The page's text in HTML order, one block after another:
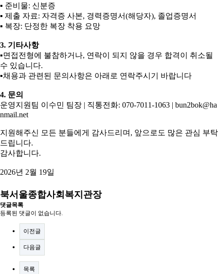
▪ 준비물: 신분증
▪ 제출 자료: 자격증 사본, 경력증명서(해당자), 졸업증명서
▪ 복장: 단정한 복장 착용 요망
3. 기타사항
▪면접전형에 불참하거나, 연락이 되지 않을 경우 합격이 취소될
수 있습니다.
▪채용과 관련된 문의사항은 아래로 연락주시기 바랍니다
4. 문의
운영지원팀 이수민 팀장 | 직통전화: 070-7011-1063 | bun2bok@ha
nmail.net
지원해주신 모든 분들에게 감사드리며 , 앞으로도 많은 관심 부탁
드립니다.
감사합니다.
2026년 2월 19일
북서울종합사회복지관장
댓글목록
등록된 댓글이 없습니다.
이전글
다음글
목록